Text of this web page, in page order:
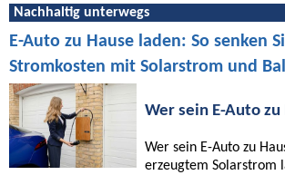
Nachhaltig unterwegs
E-Auto zu Hause laden: So senken
Stromkosten mit Solarstrom und
Wer sein E-Auto zu
Wer sein E-Auto zu
erzeugtem Solarstrom